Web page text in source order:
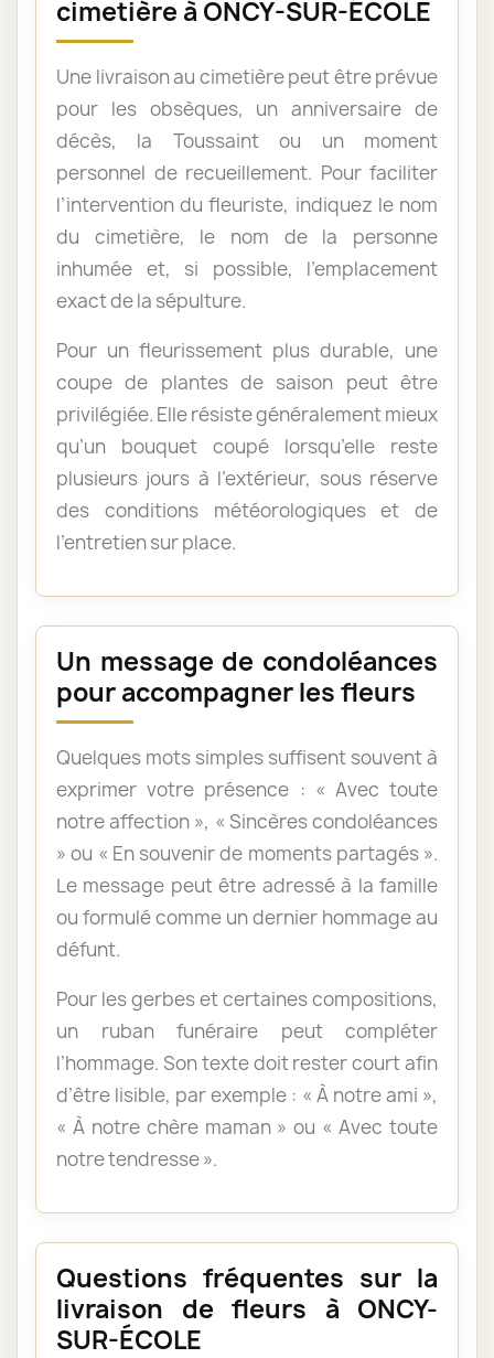
cimetière à ONCY-SUR-ÉCOLE
Une livraison au cimetière peut être prévue
pour les obsèques, un anniversaire de
décès, la Toussaint ou un moment
personnel de recueillement. Pour faciliter
l’intervention du fleuriste, indiquez le nom
du cimetière, le nom de la personne
inhumée et, si possible, l’emplacement
exact de la sépulture.
Pour un fleurissement plus durable, une
coupe de plantes de saison peut être
privilégiée. Elle résiste généralement mieux
qu’un bouquet coupé lorsqu’elle reste
plusieurs jours à l’extérieur, sous réserve
des conditions météorologiques et de
l’entretien sur place.
Un message de condoléances
pour accompagner les fleurs
Quelques mots simples suffisent souvent à
exprimer votre présence : « Avec toute
notre affection », « Sincères condoléances
» ou « En souvenir de moments partagés ».
Le message peut être adressé à la famille
ou formulé comme un dernier hommage au
défunt.
Pour les gerbes et certaines compositions,
un ruban funéraire peut compléter
l’hommage. Son texte doit rester court afin
d’être lisible, par exemple : « À notre ami »,
« À notre chère maman » ou « Avec toute
notre tendresse ».
Questions fréquentes sur la
livraison de fleurs à ONCY-
SUR-ÉCOLE